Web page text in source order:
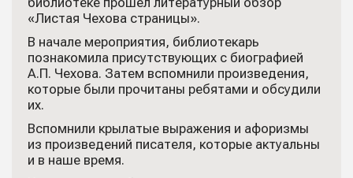
«Листая Чехова страницы».
В начале мероприятия, библиотекарь
познакомила присутствующих с биографией
А.П. Чехова. Затем вспомнили произведения,
которые были прочитаны ребятами и обсудили
их.
Вспомнили крылатые выражения и афоризмы
из произведений писателя, которые актуальны
и в наше время.